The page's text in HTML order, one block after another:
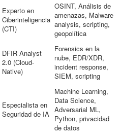
Experto en
Ciberinteligencia
(CTI)
OSINT, Análisis de
amenazas, Malware
analysis, scripting,
geopolítica
DFIR Analyst
2.0 (Cloud-
Native)
Forensics en la
nube, EDR/XDR,
incident response,
SIEM, scripting
Especialista en
Seguridad de IA
Machine Learning,
Data Science,
Adversarial ML,
Python, privacidad
de datos